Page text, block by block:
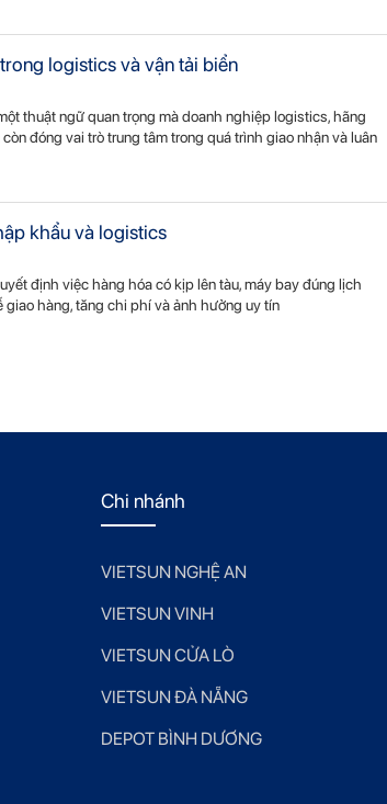
logistics và vận tải biển
thuật ngữ quan trọng mà doanh nghiệp logistics, hãng
đóng vai trò trung tâm trong quá trình giao nhận và luân
khẩu và logistics
định việc hàng hóa có kịp lên tàu, máy bay đúng lịch
hàng, tăng chi phí và ảnh hưởng uy tín
Chi nhánh
VIETSUN NGHỆ AN
VIETSUN VINH
VIETSUN CỬA LÒ
VIETSUN ĐÀ NẴNG
DEPOT BÌNH DƯƠNG